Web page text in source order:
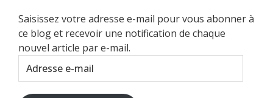
Saisissez votre adresse e-mail pour vous abonner à
ce blog et recevoir une notification de chaque
nouvel article par e-mail.
Adresse
e-
mail